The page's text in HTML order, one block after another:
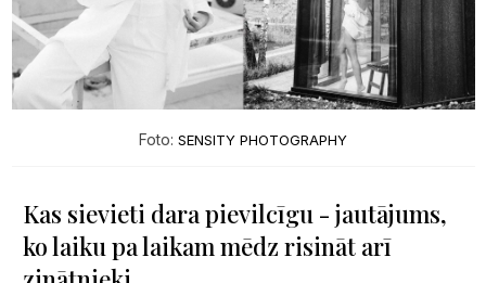
Foto: SENSITY PHOTOGRAPHY
Kas sievieti dara pievilcīgu - jautājums,
ko laiku pa laikam mēdz risināt arī